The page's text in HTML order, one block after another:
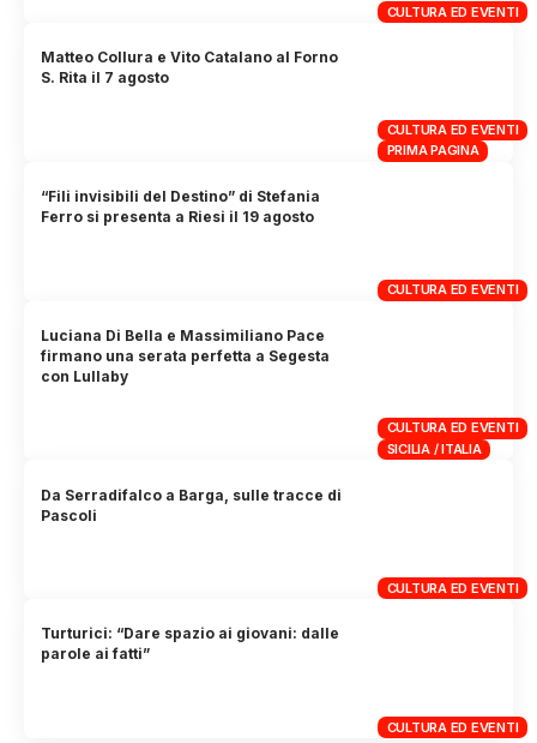
CULTURA ED EVENTI
CULTURA ED EVENTI
PRIMA PAGINA
Matteo Collura e Vito Catalano al Forno
S. Rita il 7 agosto
CULTURA ED EVENTI
“Fili invisibili del Destino” di Stefania
Ferro si presenta a Riesi il 19 agosto
CULTURA ED EVENTI
SICILIA / ITALIA
Luciana Di Bella e Massimiliano Pace
firmano una serata perfetta a Segesta
con Lullaby
CULTURA ED EVENTI
Da Serradifalco a Barga, sulle tracce di
Pascoli
CULTURA ED EVENTI
Turturici: “Dare spazio ai giovani: dalle
parole ai fatti”